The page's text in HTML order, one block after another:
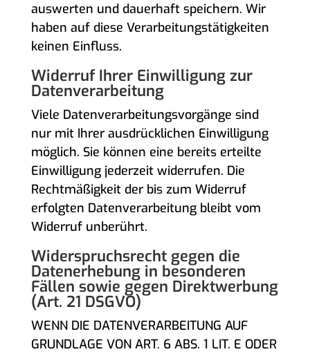
auswerten und dauerhaft speichern. Wir
haben auf diese Verarbeitungstätigkeiten
keinen Einfluss.
Widerruf Ihrer Einwilligung zur
Datenverarbeitung
Viele Datenverarbeitungsvorgänge sind
nur mit Ihrer ausdrücklichen Einwilligung
möglich. Sie können eine bereits erteilte
Einwilligung jederzeit widerrufen. Die
Rechtmäßigkeit der bis zum Widerruf
erfolgten Datenverarbeitung bleibt vom
Widerruf unberührt.
Widerspruchsrecht gegen die
Datenerhebung in besonderen
Fällen sowie gegen Direktwerbung
(Art. 21 DSGVO)
WENN DIE DATENVERARBEITUNG AUF
GRUNDLAGE VON ART. 6 ABS. 1 LIT. E ODER